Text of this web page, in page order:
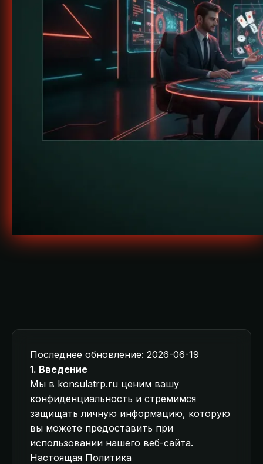
Последнее обновление: 2026-06-19
1. Введение
Мы в konsulatrp.ru ценим вашу
конфиденциальность и стремимся
защищать личную информацию, которую
вы можете предоставить при
использовании нашего веб-сайта.
Настоящая Политика